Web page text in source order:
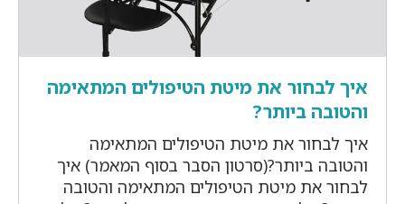
איך לבחור את מיטת הטיפולים המתאימה
והטובה ביותר?
איך לבחור את מיטת הטיפולים המתאימה
והטובה ביותר?(סרטון הסבר בסוף המאמר) איך
לבחור את מיטת הטיפולים המתאימה והטובה